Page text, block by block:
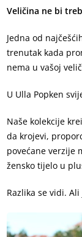
Veličina ne bi
Jedna od
trenutak kada
nema u vašoj
U Ulla Popken
Naše kolekcije
da krojevi,
povećane verzije
žensko tijelo u
Razlika se vidi.